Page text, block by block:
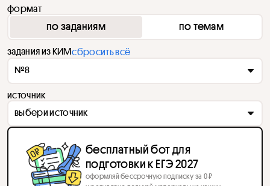
формат
по заданиям по темам
задания из КИМсбросить всё
№8
источник
выбери источник
бесплатный бот для
подготовки к ЕГЭ 2027
оформляй бессрочную подписку за 0 ₽